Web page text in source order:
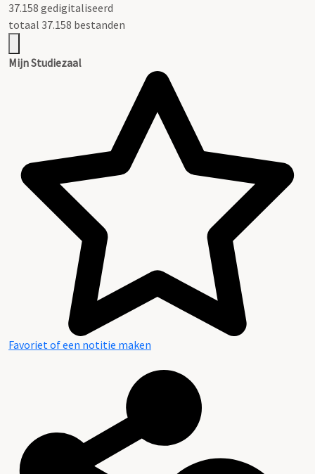
37.158 gedigitaliseerd
totaal 37.158 bestanden
Mijn Studiezaal
Favoriet of een notitie maken